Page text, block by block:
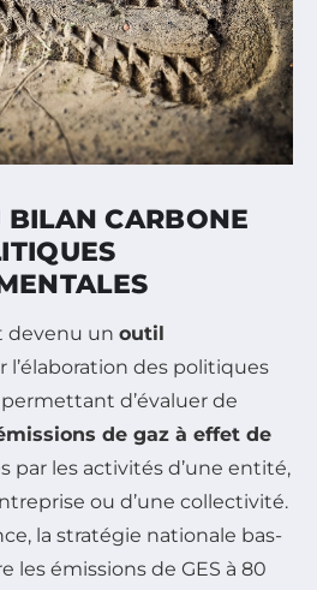
BILAN CARBONE
devenu un outil
l’élaboration des politiques
d’évaluer de
de gaz à effet de
par les activités d’une entité,
ou d’une collectivité.
la stratégie nationale bas-
les émissions de GES à 80